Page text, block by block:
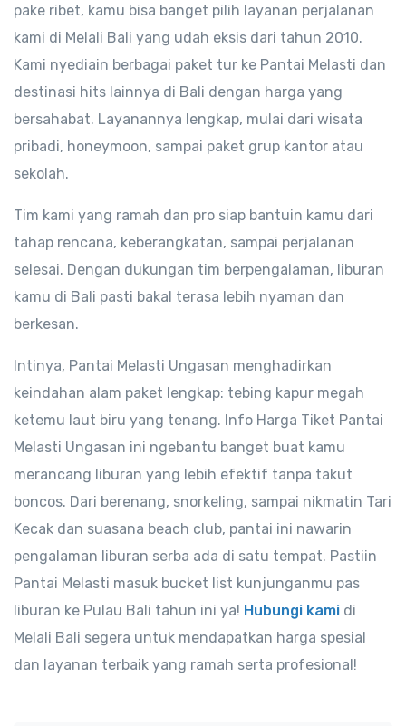
pake ribet, kamu bisa banget pilih layanan perjalanan
kami di Melali Bali yang udah eksis dari tahun 2010.
Kami nyediain berbagai paket tur ke Pantai Melasti dan
destinasi hits lainnya di Bali dengan harga yang
bersahabat. Layanannya lengkap, mulai dari wisata
pribadi, honeymoon, sampai paket grup kantor atau
sekolah.
Tim kami yang ramah dan pro siap bantuin kamu dari
tahap rencana, keberangkatan, sampai perjalanan
selesai. Dengan dukungan tim berpengalaman, liburan
kamu di Bali pasti bakal terasa lebih nyaman dan
berkesan.
Intinya, Pantai Melasti Ungasan menghadirkan
keindahan alam paket lengkap: tebing kapur megah
ketemu laut biru yang tenang. Info Harga Tiket Pantai
Melasti Ungasan ini ngebantu banget buat kamu
merancang liburan yang lebih efektif tanpa takut
boncos. Dari berenang, snorkeling, sampai nikmatin Tari
Kecak dan suasana beach club, pantai ini nawarin
pengalaman liburan serba ada di satu tempat. Pastiin
Pantai Melasti masuk bucket list kunjunganmu pas
liburan ke Pulau Bali tahun ini ya! Hubungi kami di
Melali Bali segera untuk mendapatkan harga spesial
dan layanan terbaik yang ramah serta profesional!